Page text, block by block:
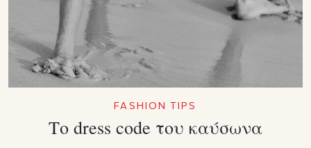
FASHION TIPS
Το dress code του καύσωνα